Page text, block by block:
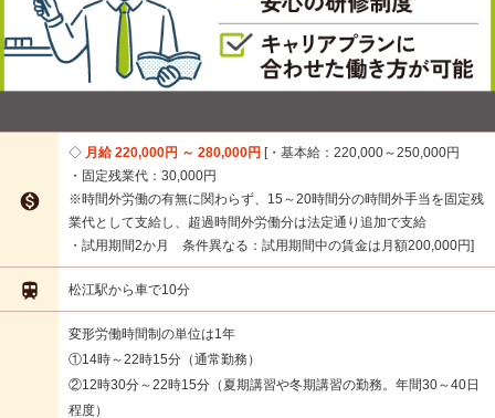

月給 220,000円 ～ 280,000円 ・基本給：220,000～250,000円
・固定残業代：30,000円
※時間外労働の有無に関わらず、15～20時間分の時間外手当を固定残
業代として支給し、超過時間外労働分は法定通り追加で支給
・試用期間2か月 条件異なる：試用期間中の賃金は月額200,000円
 松江駅から車で10分
変形労働時間制の単位は1年
①14時～22時15分（通常勤務）
②12時30分～22時15分（夏期講習や冬期講習の勤務。年間30～40日
程度）